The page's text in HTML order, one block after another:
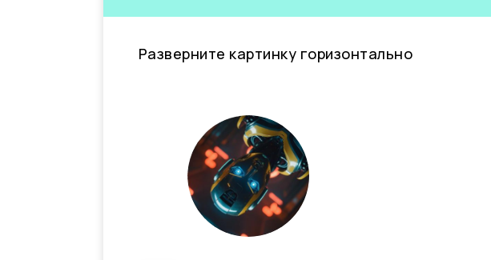
Разверните картинку горизонтально